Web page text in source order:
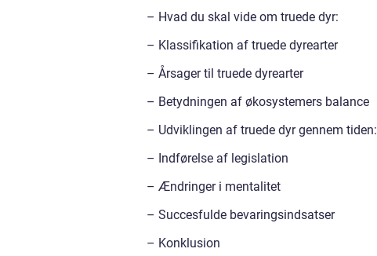
– Hvad du skal vide om truede dyr:
– Klassifikation af truede dyrearter
– Årsager til truede dyrearter
– Betydningen af økosystemers balance
– Udviklingen af truede dyr gennem tiden:
– Indførelse af legislation
– Ændringer i mentalitet
– Succesfulde bevaringsindsatser
– Konklusion